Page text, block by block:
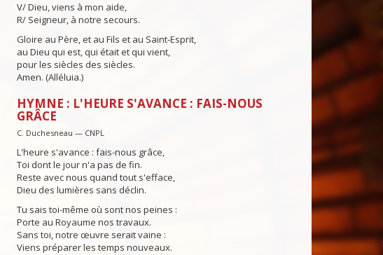
V/ Dieu, viens à mon aide,
R/ Seigneur, à notre secours.
Gloire au Père, et au Fils et au Saint-Esprit,
au Dieu qui est, qui était et qui vient,
pour les siècles des siècles.
Amen. (Alléluia.)
HYMNE : L'HEURE S'AVANCE : FAIS-NOUS
GRÂCE
C. Duchesneau — CNPL
L'heure s'avance : fais-nous grâce,
Toi dont le jour n'a pas de fin.
Reste avec nous quand tout s'efface,
Dieu des lumières sans déclin.
Tu sais toi-même où sont nos peines :
Porte au Royaume nos travaux.
Sans toi, notre œuvre serait vaine :
Viens préparer les temps nouveaux.